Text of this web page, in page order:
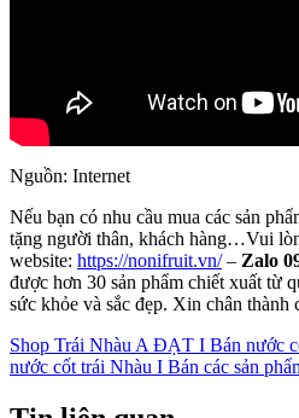
Nguồn: Internet
Nếu bạn có nhu cầu mua các sản
tặng người thân, khách hàng…Vui
website: https://nonifruit.vn/– Zalo
được hơn 30 sản phẩm chiết xuất từ
sức khỏe và sắc đẹp. Xin chân thành
Shop Trái Nhàu A ĐẠT I Bán nước
nước cốt trái Nhàu I Bán các sản